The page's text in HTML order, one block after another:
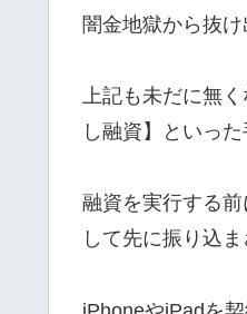
闇金地獄から抜け
上記も未だに無
し融資】といっ
融資を実行する
して先に振り込